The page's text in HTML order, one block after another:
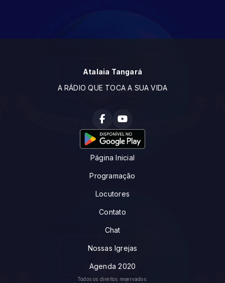
Atalaia Tangará
A RÁDIO QUE TOCA A SUA VIDA
Página Inicial
Programação
Locutores
Contato
Chat
Nossas Igrejas
Agenda 2020
Todos os direitos reservados.